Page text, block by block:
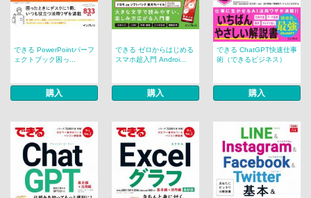
できる PowerPointパーフ
ェクトブック困っ...
購入
できる ゼロからはじめる
スマホ超入門 Androi...
購入
できる ChatGPT快速仕事
術（できるビジネス）
購入